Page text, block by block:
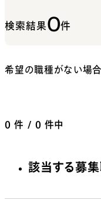
検索結果0件
希望の職種がない場
0 件 / 0 件中
該当する募集